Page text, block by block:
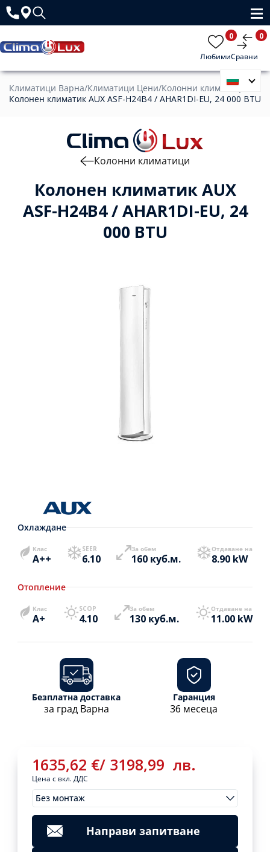
Любими
0
Сравни
0
Климатици Варна/Климатици Цени/Колонни климатици
Колонен климатик AUX ASF-H24B4 / AHAR1DI-EU, 24 000 BTU
Колонен климатик AUX
ASF-H24B4 / AHAR1DI-EU, 24
000 BTU
Колонни климатици
1635,62 €/ 3198,99 лв.
Цена с вкл. ДДС
Без монтаж
МонтажиClear
1635,62€/
3198,99
лв.Направи запитване
Охлаждане
Клас
A++
SEER
6.10
За обем
160 куб.м.
Отдаване на
8.90 kW
Отопление
Клас
A+
SCOP
4.10
За обем
130 куб.м.
Отдаване на
11.00 kW
Безплатна доставка
за град Варна
Гаранция
36 месеца